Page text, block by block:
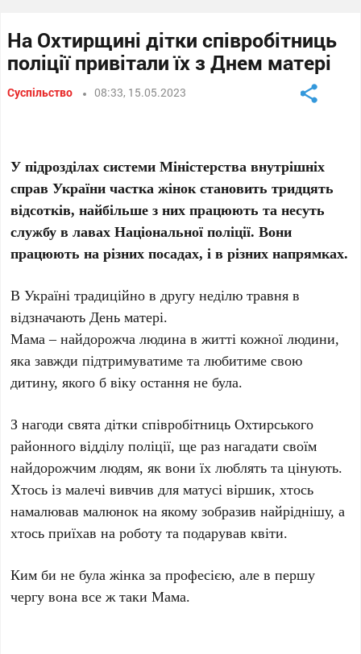
На Охтирщині дітки співробітниць
поліції привітали їх з Днем матері
Суспільство 08:33, 15.05.2023
У підрозділах системи Міністерства внутрішніх
справ України частка жінок становить тридцять
відсотків, найбільше з них працюють та несуть
службу в лавах Національної поліції. Вони
працюють на різних посадах, і в різних напрямках.
В Україні традиційно в другу неділю травня в
відзначають День матері.
Мама – найдорожча людина в житті кожної людини,
яка завжди підтримуватиме та любитиме свою
дитину, якого б віку остання не була.
З нагоди свята дітки співробітниць Охтирського
районного відділу поліції, ще раз нагадати своїм
найдорожчим людям, як вони їх люблять та цінують.
Хтось із малечі вивчив для матусі віршик, хтось
намалював малюнок на якому зобразив найріднішу, а
хтось приїхав на роботу та подарував квіти.
Ким би не була жінка за професією, але в першу
чергу вона все ж таки Мама.